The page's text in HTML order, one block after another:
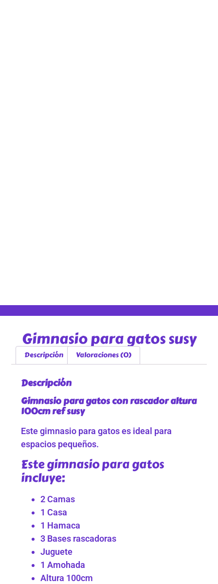
Gimnasio para gatos susy
Descripción Valoraciones (0)
Descripción
Gimnasio para gatos con rascador altura
100cm ref susy
Este gimnasio para gatos es ideal para
espacios pequeños.
Este gimnasio para gatos
incluye:
2 Camas
1 Casa
1 Hamaca
3 Bases rascadoras
Juguete
1 Amohada
Altura 100cm